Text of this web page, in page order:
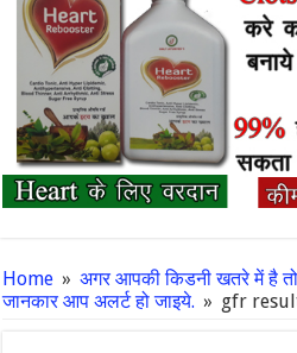
Home » अगर आपकी किडनी खतरे में है
जानकार आप अलर्ट हो जाइये. » gfr